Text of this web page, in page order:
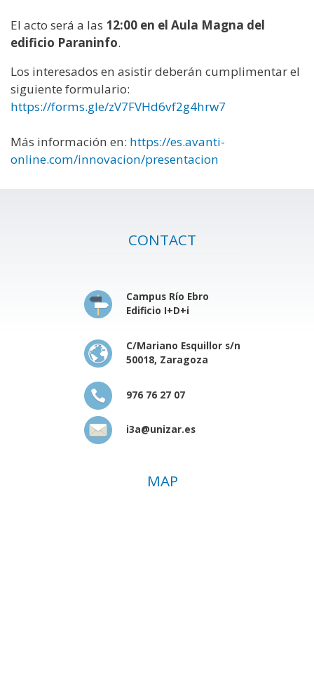
El acto será a las 12:00 en el Aula Magna del
edificio Paraninfo.
Los interesados en asistir deberán cumplimentar el
siguiente formulario:
https://forms.gle/zV7FVHd6vf2g4hrw7
Más información en: https://es.avanti-
online.com/innovacion/presentacion
CONTACT
Campus Río Ebro
Edificio I+D+i
C/Mariano Esquillor s/n
50018, Zaragoza
976 76 27 07
i3a@unizar.es
MAP